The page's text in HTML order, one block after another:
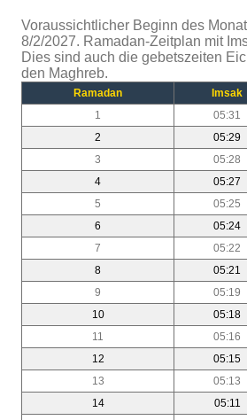
Voraussichtlicher Beginn des
8/2/2027. Ramadan-Zeitplan mit
Dies sind auch die gebetszeiten
den Maghreb.
Ramadan Imsak
1
05:31
2
05:29
3
05:28
4
05:27
5
05:25
6
05:24
7
05:22
8
05:21
9
05:19
10
05:18
11
05:16
12
05:15
13
05:13
14
05:11